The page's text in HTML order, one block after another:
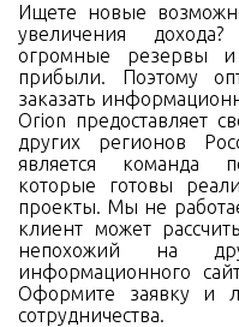
Ищете новые
увеличения
огромные резервы и
прибыли. Поэтому
заказать
Orion предоставляет
других регионов
является команда
которые готовы
проекты. Мы не
клиент может
непохожий на
информационного
Оформите заявку и
сотрудничества.